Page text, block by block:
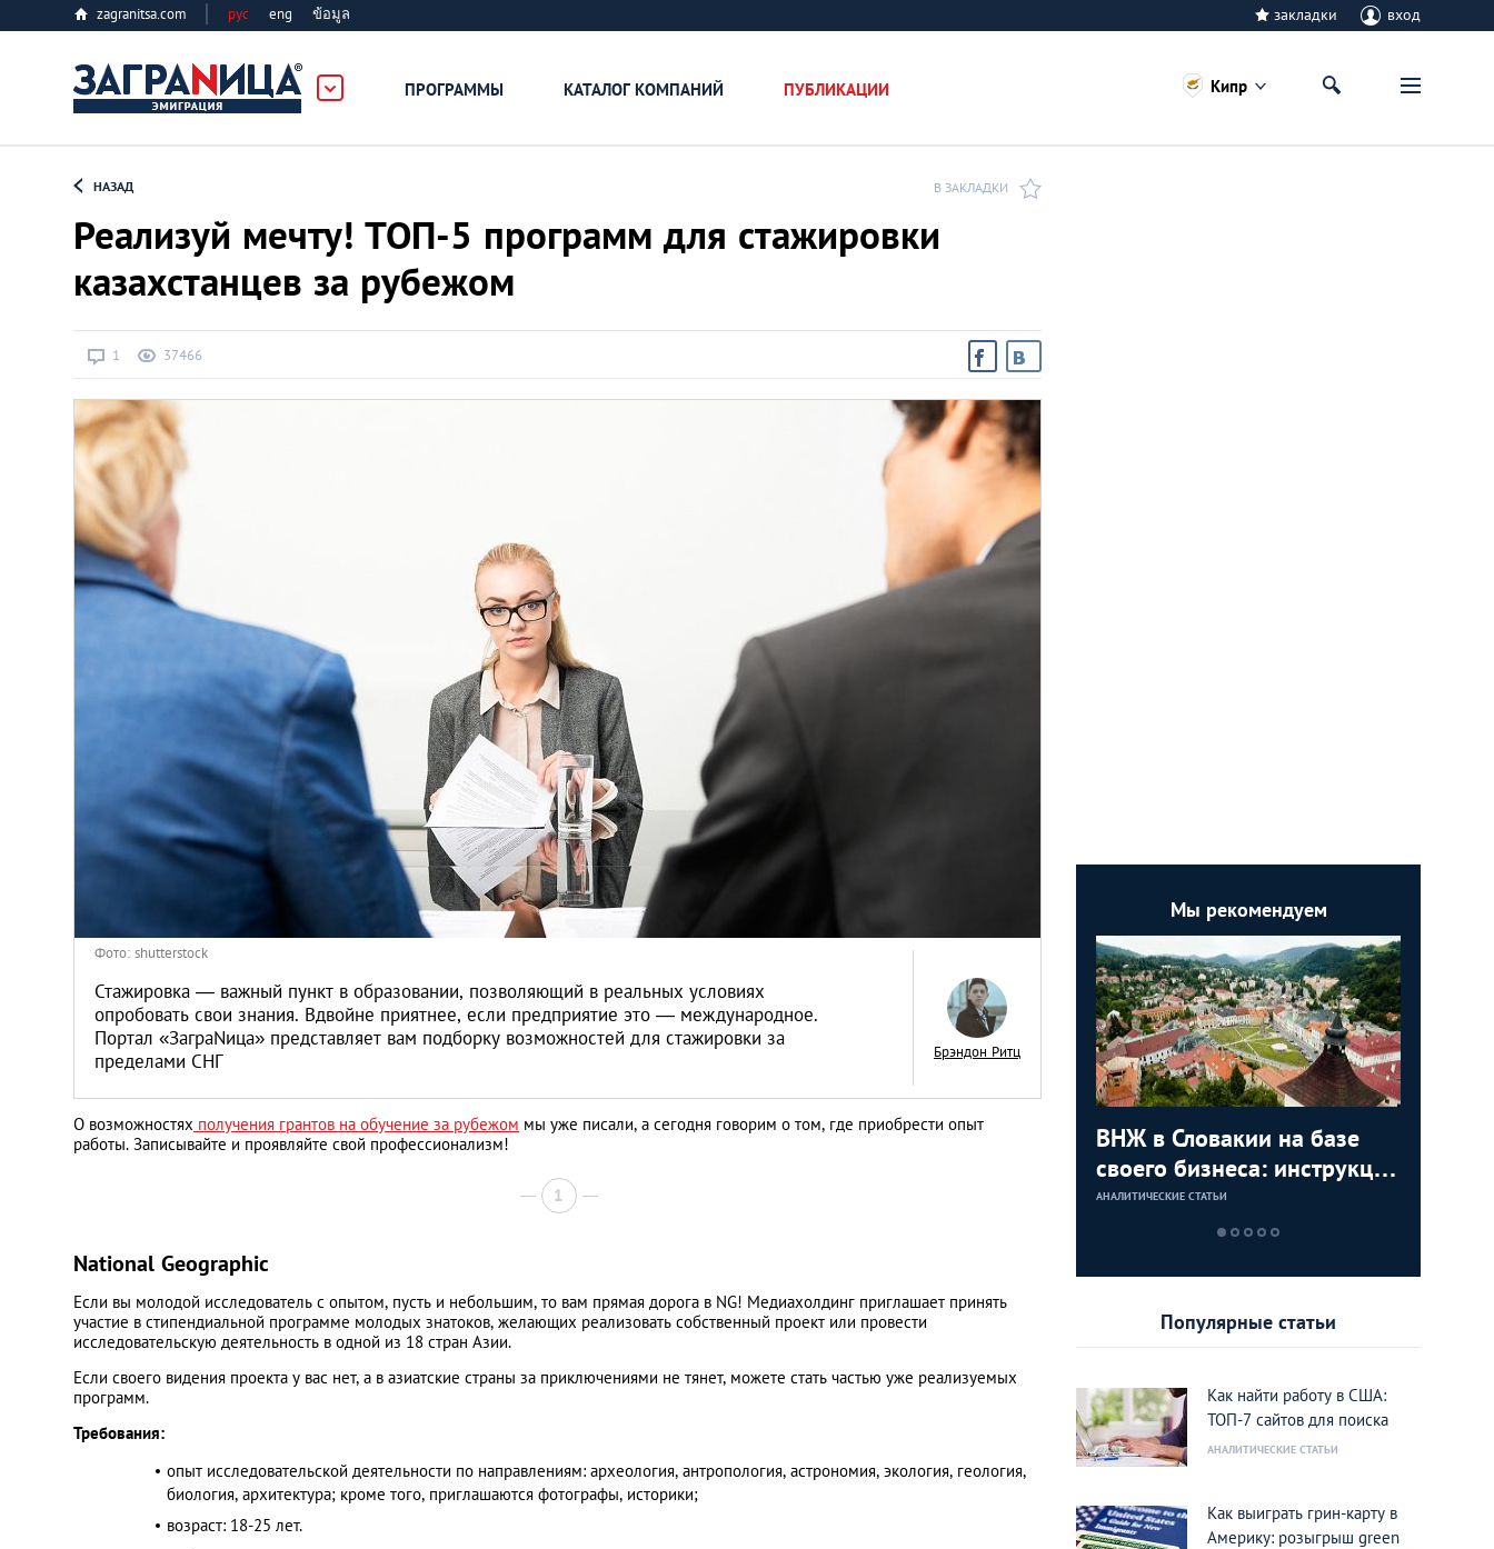
zagranitsa.com рус eng ข้อมูล закладки вход
ПРОГРАММЫ КАТАЛОГ КОМПАНИЙ ПУБЛИКАЦИИ
Все страны
Великобритания
Греция
Испания
Канада
Латвия
Литва
Мальта
Польша
Словакия
Таиланд
Кипр
НАЗАД В ЗАКЛАДКИ
Реализуй мечту! ТОП-5 программ для стажировки
казахстанцев за рубежом
1 37466
Фото: shutterstock
Стажировка — важный пункт в образовании, позволяющий в реальных условиях
опробовать свои знания. Вдвойне приятнее, если предприятие это — международное.
Портал «ЗаграNица» представляет вам подборку возможностей для стажировки за
пределами СНГ
Брэндон Ритц
О возможностях получения грантов на обучение за рубежом мы уже писали, а сегодня говорим о том, где приобрести опыт
работы. Записывайте и проявляйте свой профессионализм!
1
National Geographic
Если вы молодой исследователь с опытом, пусть и небольшим, то вам прямая дорога в NG! Медиахолдинг приглашает принять
участие в стипендиальной программе молодых знатоков, желающих реализовать собственный проект или провести
исследовательскую деятельность в одной из 18 стран Азии.
Если своего видения проекта у вас нет, а в азиатские страны за приключениями не тянет, можете стать частью уже реализуемых
программ.
Требования:
опыт исследовательской деятельности по направлениям: археология, антропология, астрономия, экология, геология,
биология, архитектура; кроме того, приглашаются фотографы, историки;
возраст: 18-25 лет.
Мы рекомендуем
ВНЖ в Словакии на базе
своего бизнеса: инструкция
для граждан СНГ
АНАЛИТИЧЕСКИЕ СТАТЬИ
Как открыть бизнес в
Популярные статьи
Как найти работу в США:
ТОП-7 сайтов для поиска
АНАЛИТИЧЕСКИЕ СТАТЬИ
Как выиграть грин-карту в
Америку: розыгрыш green